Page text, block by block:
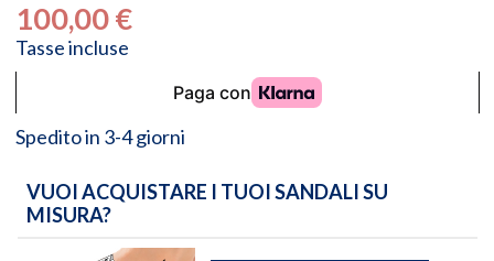
100,00 €
Tasse incluse
Spedito in 3-4 giorni
VUOI ACQUISTARE I TUOI SANDALI SU
MISURA?